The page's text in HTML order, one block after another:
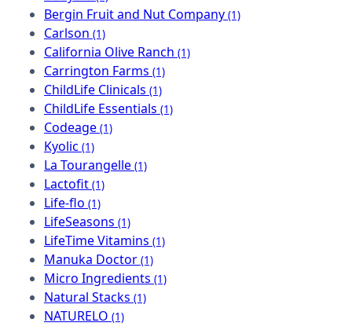
Bergin Fruit and Nut Company (1)
Carlson (1)
California Olive Ranch (1)
Carrington Farms (1)
ChildLife Clinicals (1)
ChildLife Essentials (1)
Codeage (1)
Kyolic (1)
La Tourangelle (1)
Lactofit (1)
Life-flo (1)
LifeSeasons (1)
LifeTime Vitamins (1)
Manuka Doctor (1)
Micro Ingredients (1)
Natural Stacks (1)
NATURELO (1)